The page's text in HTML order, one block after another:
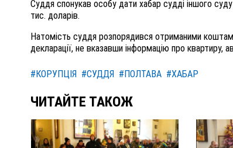
Суддя спонукав особу дати хабар судді іншого
тис. доларів.
Натомість суддя розпорядився отриманими
декларації, не вказавши інформацію про квартиру,
#КОРУПЦІЯ #СУДДЯ #ПОЛТАВА #ХАБАР
ЧИТАЙТЕ ТАКОЖ